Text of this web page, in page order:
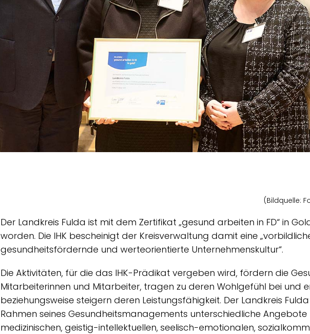
(Bildquelle:
Der Landkreis Fulda ist mit dem Zertifikat „gesund arbeiten in FD“ in
worden. Die IHK bescheinigt der Kreisverwaltung damit eine
gesundheitsfördernde und werteorientierte Unternehmenskultur“.
Die Aktivitäten, für die das IHK-Prädikat vergeben wird, fördern die
Mitarbeiterinnen und Mitarbeiter, tragen zu deren Wohlgefühl bei und
beziehungsweise steigern deren Leistungsfähigkeit. Der Landkreis
Rahmen seines Gesundheitsmanagements unterschiedliche
medizinischen, geistig-intellektuellen, seelisch-emotionalen,